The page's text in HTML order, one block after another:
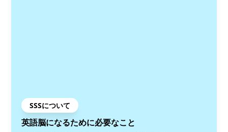
SSSについて
英語脳になるために必要なこと